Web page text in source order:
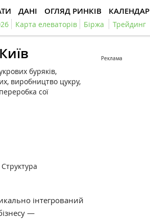
ДАНІ ОГЛЯД РИНКІВ КАЛЕНДАР
Карта елеваторів Біржа Трейдинг
буряків,
виробництво цукру,
сої
Структура
інтегрований
—
Реклама